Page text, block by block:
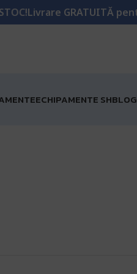
GRATUITĂ pentru
ECHIPAMENTE SHBLOG